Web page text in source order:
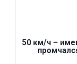
50 км/ч –